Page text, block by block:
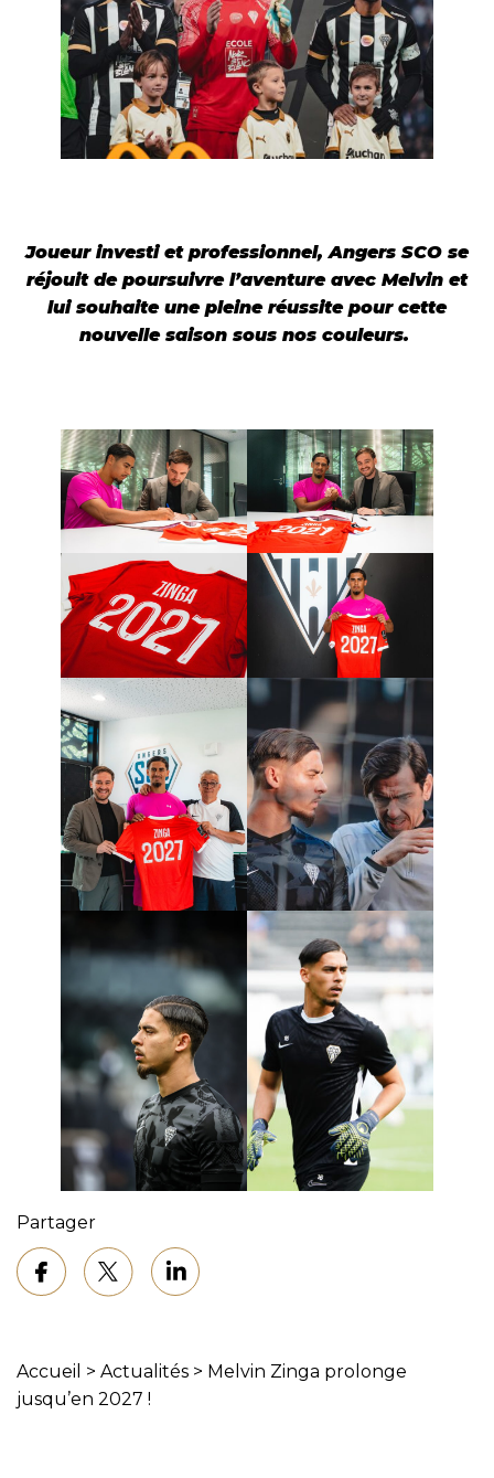
Joueur investi et professionnel, Angers SCO se
réjouit de poursuivre l’aventure avec Melvin et
lui souhaite une pleine réussite pour cette
nouvelle saison sous nos couleurs.
Partager
Accueil > Actualités > Melvin Zinga prolonge
jusqu’en 2027 !